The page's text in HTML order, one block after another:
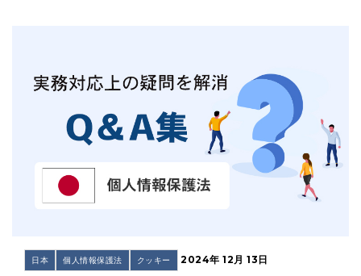
日本 個人情報保護法 クッキー 2024年 12月 13日